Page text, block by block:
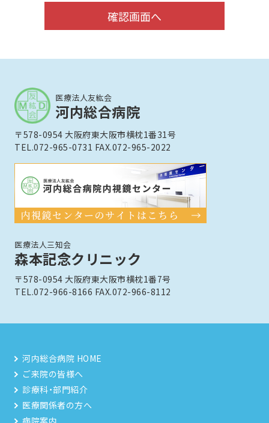
医療法人友紘会
河内総合病院
〒578-0954 大阪府東大阪市横枕1番31号
TEL.072-965-0731 FAX.072-965-2022
医療法人三知会
森本記念クリニック
〒578-0954 大阪府東大阪市横枕1番7号
TEL.072-966-8166 FAX.072-966-8112
河内総合病院 HOME
ご来院の皆様へ
診療科・部門紹介
医療関係者の方へ
病院案内